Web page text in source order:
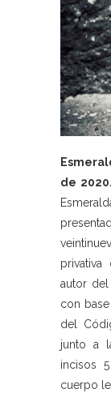
de
autor
con
del
junto a
incisos
cuerpo